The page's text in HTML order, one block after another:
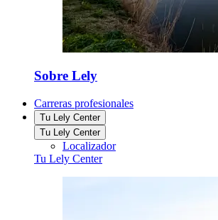
Sobre Lely
Carreras profesionales
Tu Lely Center
Tu Lely Center
Localizador
Tu Lely Center